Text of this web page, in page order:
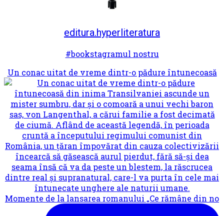
editura.hyperliteratura
#bookstagramul nostru
Un conac uitat de vreme dintr-o pădure întunecoasă
Momente de la lansarea romanului „Ce rămâne din no